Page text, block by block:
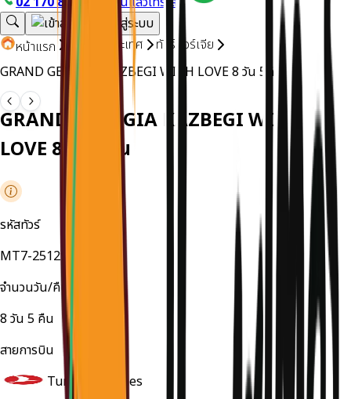
หน้าแรก ทัวร์ต่างประเทศ
ทัวร์จอร์เจีย
GRAND GEORGIA KAZBEGI WITH LOVE 8 วัน 5คืน
GRAND GEORGIA KAZBEGI WITH
LOVE 8 วัน 5คืน
รหัสทัวร์
MT7-251296MG
จำนวนวัน/คืน
8 วัน 5 คืน
สายการบิน
Turkish Airlines